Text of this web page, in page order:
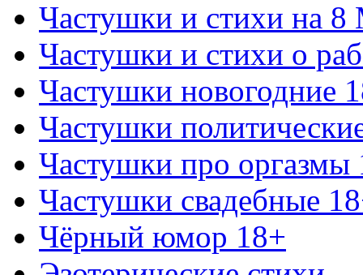
Частушки и стихи на 8
Частушки и стихи о
Частушки новогодние
Частушки
Частушки про оргазмы
Частушки свадебные
Чёрный юмор 18+